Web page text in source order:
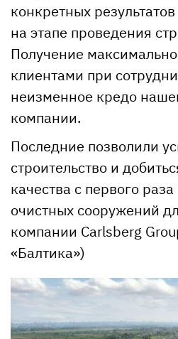
конкретных
на этапе проведения
Получение
клиентами при
неизменное кредо
компании.
Последние позволили
строительство и
качества с первого
очистных сооружений
компании Carlsberg
«Балтика»)